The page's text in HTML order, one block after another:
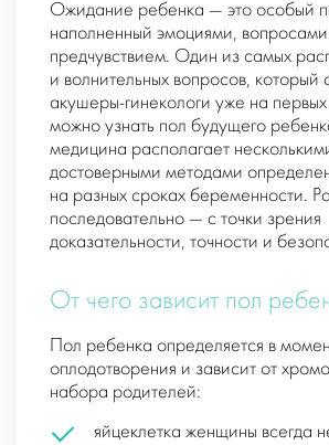
Ожидание ребенка — это особый
наполненный эмоциями,
предчувствием. Один из самых
и волнительных вопросов, который
акушеры-гинекологи уже на первых
можно узнать пол будущего
медицина располагает
достоверными методами
на разных сроках беременности.
последовательно — с точки зрения
доказательности, точности и
От чего зависит пол
Пол ребенка определяется в
оплодотворения и зависит от
набора родителей:
яйцеклетка женщины всегда